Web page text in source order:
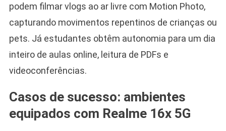
podem filmar vlogs ao ar livre com Motion Photo,
capturando movimentos repentinos de crianças ou
pets. Já estudantes obtêm autonomia para um dia
inteiro de aulas online, leitura de PDFs e
videoconferências.
Casos de sucesso: ambientes
equipados com Realme 16x 5G